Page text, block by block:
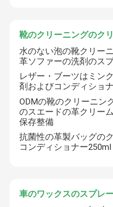
ホーム
製品
企業情報
会社案内
靴のクリーニングのク
水のない泡の靴クリー
革ソファーの洗剤のス
レザー・ブーツはミン
剤およびコンディショ
ODMの靴のクリーニン
のスエードの革クリー
保存整備
抗菌性の革製バッグの
コンディショナー250ml
車のワックスのスプレ